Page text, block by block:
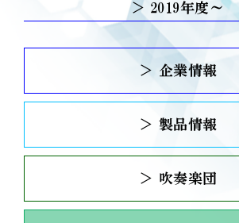
2019
＞ 企業情報
＞ 製品情報
＞ 吹奏楽団